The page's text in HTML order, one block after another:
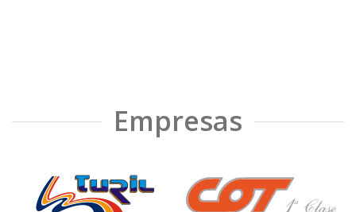
Empresas
❮ ❯